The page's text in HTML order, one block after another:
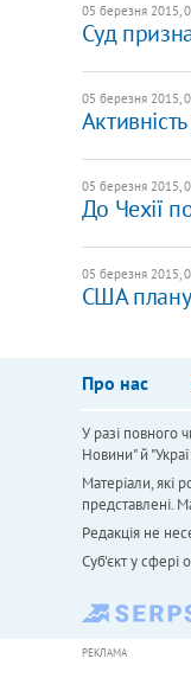
05 березня 2015,
Суд
05 березня 2015,
05 березня 2015,
До Чехії
05 березня 2015,
США
Про нас
У разі повного
Новини" й
Матеріали, які
представлені.
Редакція не
Cуб'єкт у сфері
РЕКЛАМА